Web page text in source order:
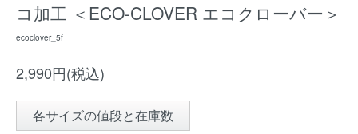
コ加工 ＜ECO-CLOVER エコクローバー＞
ecoclover_5f
2,990円(税込)
各サイズの値段と在庫数